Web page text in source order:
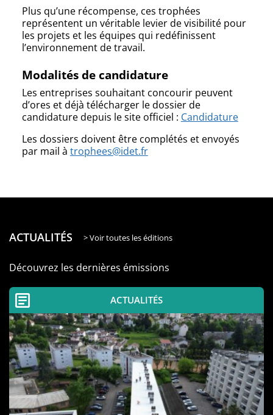
Plus qu’une récompense, ces trophées
représentent un véritable levier de visibilité pour
les projets et les équipes qui redéfinissent
l’environnement de travail.
Modalités de candidature
Les entreprises souhaitant concourir peuvent
d’ores et déjà télécharger le dossier de
candidature depuis le site officiel : Candidature
Les dossiers doivent être complétés et envoyés
par mail à trophees@idet.fr
ACTUALITÉS > Voir toutes les éditions
Découvrez les dernières émissions
ACTUALITÉS